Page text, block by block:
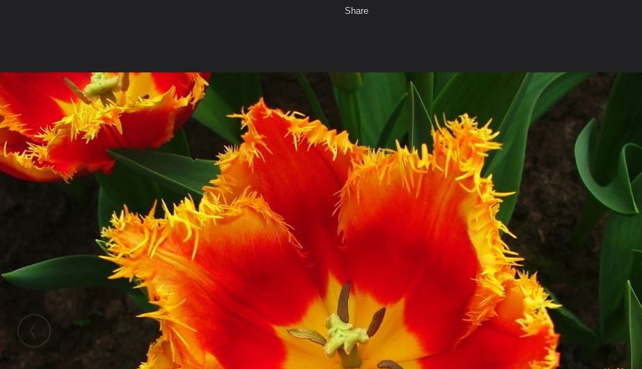
หน้าแรก รูปภาพ General someone needs love พาเที่ยวชมสวนทิวลิป ..Keukenhof..ที่ขึ้นชื
DSCF0284ดอกทิวลิปสีนี้แปลกดีเน๊าะ ..สีก็สวย..
หน้าแรก เว็บบอร์ด มีอะไรใหม่ วิดีโอ รูปภาพ
หมวดหมู่ มีอะไรใหม่ คอลเล็คชั่น แท็ก
เสียงธรรม สมาชิก ห้องสนทนา
Share